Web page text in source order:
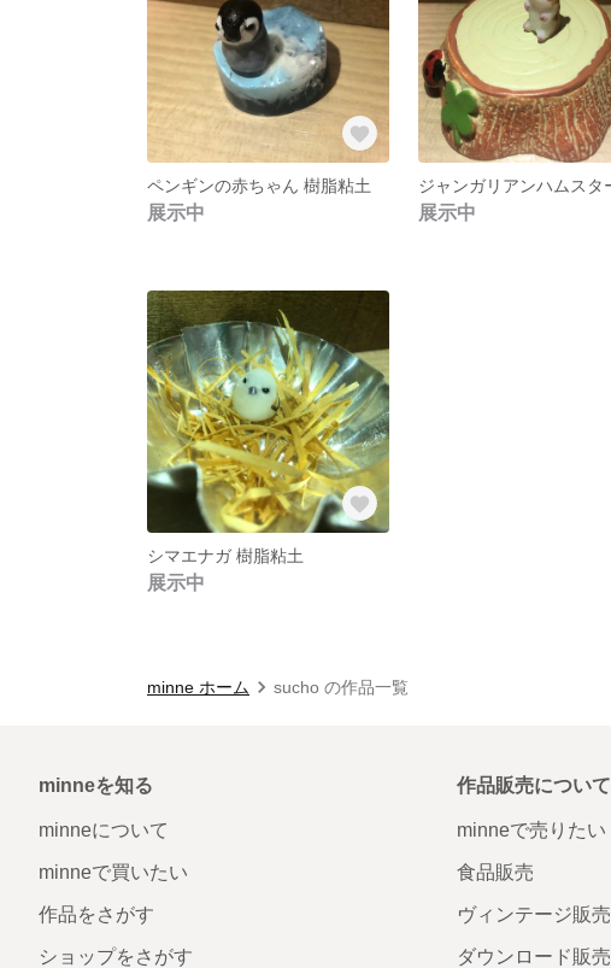
ペンギンの赤ちゃん 樹脂粘土
展示中 展示中
シマエナガ 樹脂粘土
展示中
minne ホーム sucho の作品一覧
minneを知る
minneについて
minneで買いたい
作品をさがす
ショップをさがす
作品販売について
minneで売りたい
食品販売
ヴィンテージ販売
ダウンロード販売